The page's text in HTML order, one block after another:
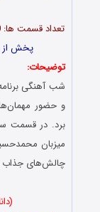
تعداد قسمت ها: 30 اپیزود | مدت زمان این قسمت: حدود 84 دقیقه
پخش از
توضیحات:
شب آهنگی
و حضور
برد. در قسمت
میزبان
چالش‌های جذاب